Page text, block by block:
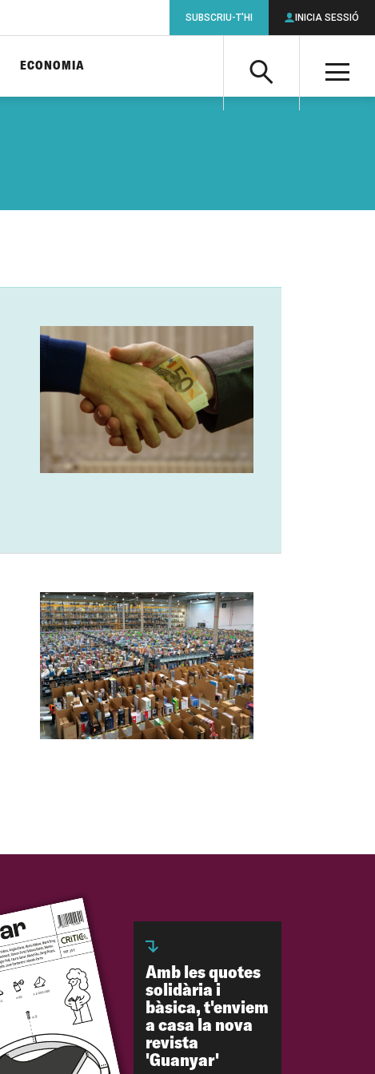
Cerca
ECONOMIA
SUBSCRIU-T'HI INICIA SESSIÓ
Amb les quotes
solidària i
bàsica, t'enviem
a casa la nova
revista
'Guanyar'